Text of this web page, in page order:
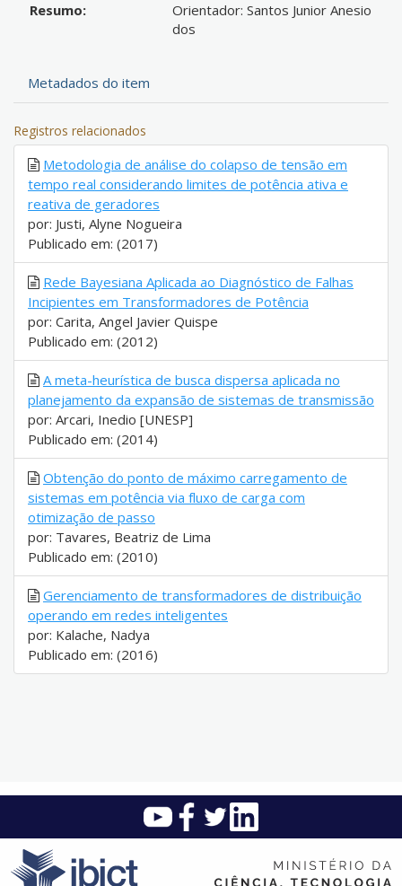
Resumo:
Orientador: Santos Junior Anesio
dos
Metadados do item
Registros relacionados
Metodologia de análise do colapso de tensão em
tempo real considerando limites de potência ativa e
reativa de geradores
por: Justi, Alyne Nogueira
Publicado em: (2017)
Rede Bayesiana Aplicada ao Diagnóstico de Falhas
Incipientes em Transformadores de Potência
por: Carita, Angel Javier Quispe
Publicado em: (2012)
A meta-heurística de busca dispersa aplicada no
planejamento da expansão de sistemas de transmissão
por: Arcari, Inedio [UNESP]
Publicado em: (2014)
Obtenção do ponto de máximo carregamento de
sistemas em potência via fluxo de carga com
otimização de passo
por: Tavares, Beatriz de Lima
Publicado em: (2010)
Gerenciamento de transformadores de distribuição
operando em redes inteligentes
por: Kalache, Nadya
Publicado em: (2016)